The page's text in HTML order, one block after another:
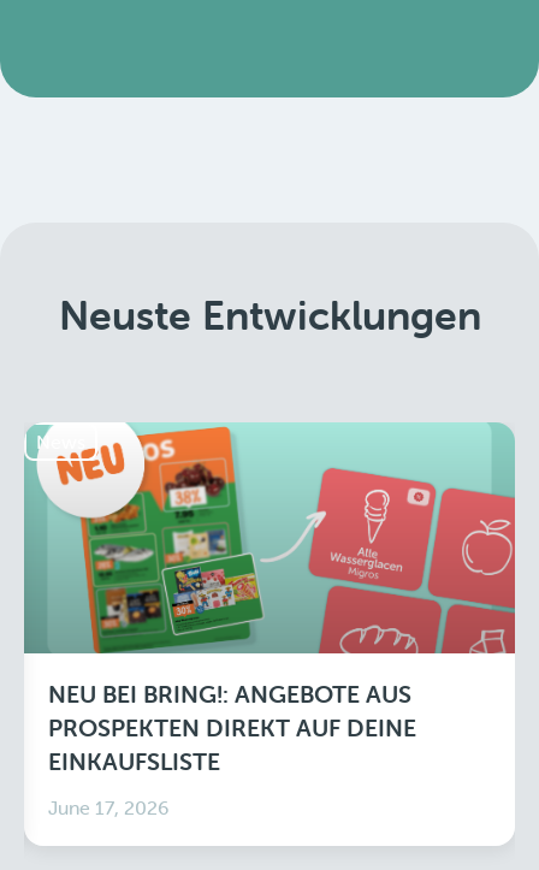
Neuste Entwicklungen
News
NEU BEI BRING!: ANGEBOTE AUS
PROSPEKTEN DIREKT AUF DEINE
EINKAUFSLISTE
June 17, 2026